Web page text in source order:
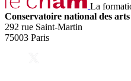
La
Conservatoire national des
292 rue Saint-Martin
75003 Paris